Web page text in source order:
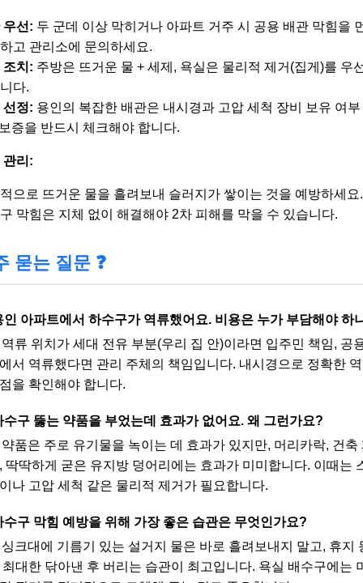
우선: 두 군데 이상 막히거나 아파트 거주 시 공용 배관 막힘을
고 관리소에 문의하세요.
조치: 주방은 뜨거운 물 + 세제 , 욕실은 물리적 제거(집게)를 우
다.
선정: 용인의 복잡한 배관은 내시경과 고압 세척 장비
보유 여
증을 반드시 체크해야 합니다.
관리:
으로 뜨거운 물을 흘려보내 슬러지가 쌓이는 것을 예방하세요.
막힘은 지체 없이 해결해야 2차 피해를 막을 수 있습니다.
묻는 질문 ❓
인 아파트에서 하수구가 역류했어요. 비용은 누가 부담해야 하
류 위치가 세대 전유 부분(우리 집 안)이라면 입주민 책임, 공
서 역류했다면 관리 주체의 책임입니다. 내시경으로 정확한
을 확인해야 합니다.
수구 뚫는 약품을 부었는데 효과가 없어요. 왜 그런가요?
품은 주로 유기물을 녹이는 데 효과가 있지만, 머리카락, 건축
딱딱하게 굳은 유지방 덩어리에는 효과가 미미합니다. 이때는
나 고압 세척 같은 물리적 제거가 필요합니다.
수구 막힘 예방을 위해 가장 좋은 습관은 무엇인가요?
크대에 기름기 있는 설거지 물은 바로 흘려보내지 말고, 휴지
최대한 닦아낸 후 버리는 습관이 최고입니다. 욕실 배수구에는